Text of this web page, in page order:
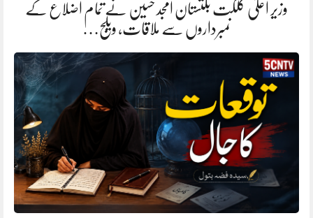
وزیر اعلیٰ گلگت بلتستان امجد حسین نے تمام اضلاع کے
نمبرداروں سے ملاقات، ویلج…